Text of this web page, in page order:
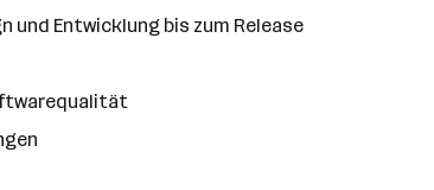
Entwicklung bis zum Release